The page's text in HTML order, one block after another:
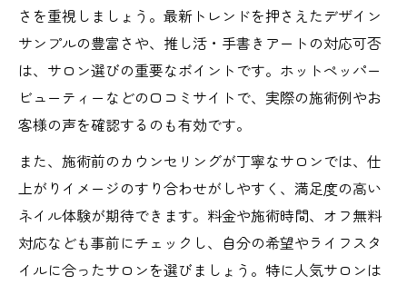
さを重視しましょう。最新トレンドを押さえたデザイン
サンプルの豊富さや、推し活・手書きアートの対応可否
は、サロン選びの重要なポイントです。ホットペッパー
ビューティーなどの口コミサイトで、実際の施術例やお
客様の声を確認するのも有効です。
また、施術前のカウンセリングが丁寧なサロンでは、仕
上がりイメージのすり合わせがしやすく、満足度の高い
ネイル体験が期待できます。料金や施術時間、オフ無料
対応なども事前にチェックし、自分の希望やライフスタ
イルに合ったサロンを選びましょう。特に人気サロンは